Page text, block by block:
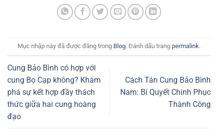
Mục nhập này đã được đăng trong Blog. Đánh dấu trang permalink.
Cung Bảo Bình có hợp với
cung Bọ Cạp không? Khám
phá sự kết hợp đầy thách
thức giữa hai cung hoàng
đạo
Cách Tán Cung Bảo Bình
Nam: Bí Quyết Chinh Phục
Thành Công